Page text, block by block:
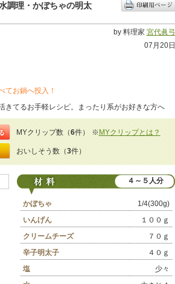
調理・かぼちゃの明太
by 料理家 宮代眞弓
07月20日
てお鍋へ投入！
きてるお手軽レシピ。まったり系がお好きな方へ
MYクリップ数（6件） ※MYクリップとは？
おいしそう数（3件）
４～５人分
かぼちゃ
1/4(300g)
いんげん
１００ｇ
クリームチーズ
７０ｇ
辛子明太子
４０ｇ
塩
少々